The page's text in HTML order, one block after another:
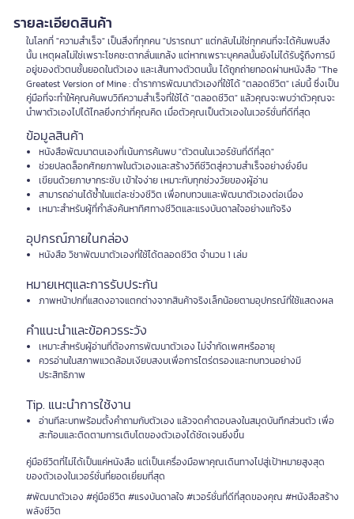
รายละเอียดสินค้า
ในโลกที่ "ความสำเร็จ" เป็นสิ่งที่ทุกคน "ปรารถนา" แต่กลับไม่ใช่ทุกคนที่จะได้ค้นพบสิ่ง
นั้น เหตุผลไม่ใช่เพราะโชคชะตากลั่นแกล้ง แต่หากเพราะบุคคลนั้นยังไม่ได้รับรู้ถึงการมี
อยู่ของตัวตนชั้นยอดในตัวเอง และเส้นทางตัวตนนั้น ได้ถูกถ่ายทอดผ่านหนังสือ "The
Greatest Version of Mine : ตำราการพัฒนาตัวเองที่ใช้ได้ "ตลอดชีวิต" เล่มนี้ ซึ่งเป็น
คู่มือที่จะทำให้คุณค้นพบวิถีความสำเร็จที่ใช้ได้ "ตลอดชีวิต" แล้วคุณจะพบว่าตัวคุณจะ
นำพาตัวเองไปได้ไกลยิ่งกว่าที่คุณคิด เมื่อตัวคุณเป็นตัวเองในเวอร์ชั่นที่ดีที่สุด
ข้อมูลสินค้า
หนังสือพัฒนาตนเองที่เน้นการค้นพบ "ตัวตนในเวอร์ชันที่ดีที่สุด"
ช่วยปลดล็อกศักยภาพในตัวเองและสร้างวิถีชีวิตสู่ความสำเร็จอย่างยั่งยืน
เขียนด้วยภาษากระชับ เข้าใจง่าย เหมาะกับทุกช่วงวัยของผู้อ่าน
สามารถอ่านได้ซ้ำในแต่ละช่วงชีวิต เพื่อทบทวนและพัฒนาตัวเองต่อเนื่อง
เหมาะสำหรับผู้ที่กำลังค้นหาทิศทางชีวิตและแรงบันดาลใจอย่างแท้จริง
อุปกรณ์ภายในกล่อง
หนังสือ วิชาพัฒนาตัวเองที่ใช้ได้ตลอดชีวิต จำนวน 1 เล่ม
หมายเหตุและการรับประกัน
ภาพหน้าปกที่แสดงอาจแตกต่างจากสินค้าจริงเล็กน้อยตามอุปกรณ์ที่ใช้แสดงผล
คำแนะนำและข้อควรระวัง
เหมาะสำหรับผู้อ่านที่ต้องการพัฒนาตัวเอง ไม่จำกัดเพศหรืออายุ
ควรอ่านในสภาพแวดล้อมเงียบสงบเพื่อการไตร่ตรองและทบทวนอย่างมี
ประสิทธิภาพ
Tip. แนะนำการใช้งาน
อ่านทีละบทพร้อมตั้งคำถามกับตัวเอง แล้วจดคำตอบลงในสมุดบันทึกส่วนตัว เพื่อ
สะท้อนและติดตามการเติบโตของตัวเองได้ชัดเจนยิ่งขึ้น
คู่มือชีวิตที่ไม่ได้เป็นแค่หนังสือ แต่เป็นเครื่องมือพาคุณเดินทางไปสู่เป้าหมายสูงสุด
ของตัวเองในเวอร์ชั่นที่ยอดเยี่ยมที่สุด
#พัฒนาตัวเอง #คู่มือชีวิต #แรงบันดาลใจ #เวอร์ชั่นที่ดีที่สุดของคุณ #หนังสือสร้าง
พลังชีวิต